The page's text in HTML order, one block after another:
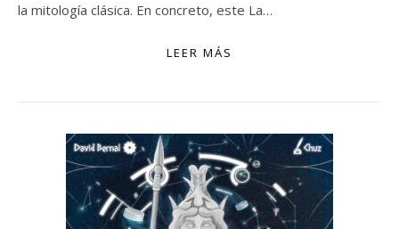
la mitología clásica. En concreto, este La…
LEER MÁS